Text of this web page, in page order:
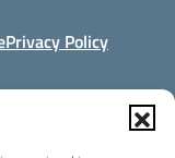
Privacy Policy